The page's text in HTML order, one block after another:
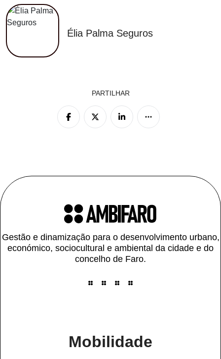
Élia Palma Seguros
PARTILHAR
Gestão e dinamização para o desenvolvimento urbano,
económico, sociocultural e ambiental da cidade e do
concelho de Faro.
Mobilidade